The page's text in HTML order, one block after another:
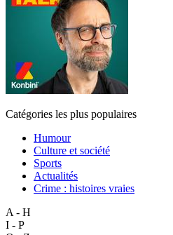
Catégories les plus populaires
Humour
Culture et société
Sports
Actualités
Crime : histoires vraies
A - H
I - P